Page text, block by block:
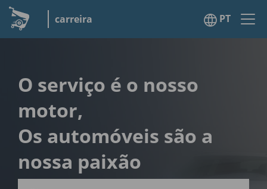
carreira PT
O serviço é o nosso
motor,
Os automóveis são a
nossa paixão